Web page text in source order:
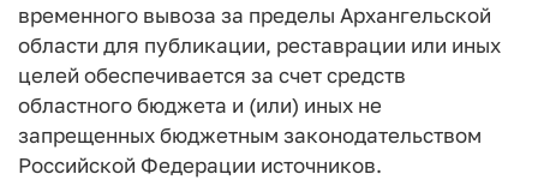
временного вывоза за пределы Архангельской
области для публикации, реставрации или иных
целей обеспечивается за счет средств
областного бюджета и (или) иных не
запрещенных бюджетным законодательством
Российской Федерации источников.